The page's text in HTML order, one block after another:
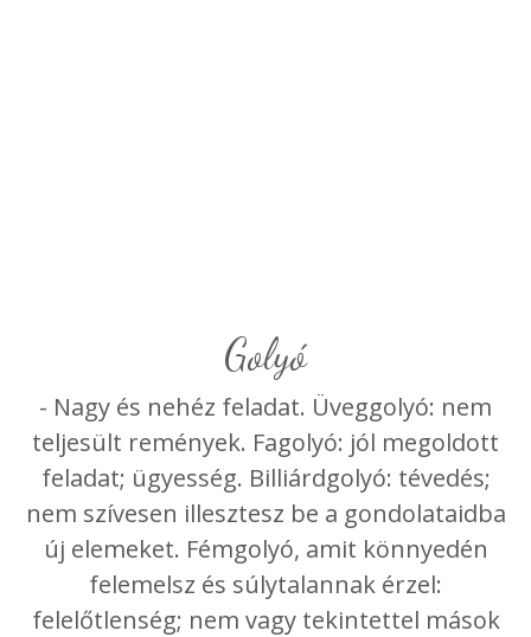
golyó
- Nagy és nehéz feladat. Üveggolyó: nem
teljesült remények. Fagolyó: jól megoldott
feladat; ügyesség. Billiárdgolyó: tévedés;
nem szívesen illesztesz be a gondolataidba
új elemeket. Fémgolyó, amit könnyedén
felemelsz és súlytalannak érzel:
felelőtlenség; nem vagy tekintettel mások